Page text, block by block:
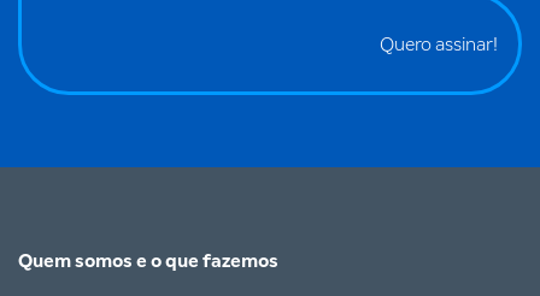
Quero assinar!
Quem somos e o que fazemos